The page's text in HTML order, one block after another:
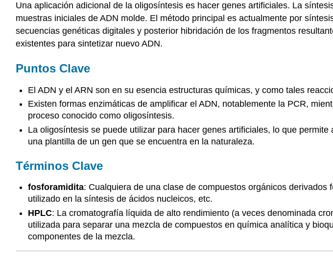
Una aplicación adicional de la oligosíntesis es hacer genes artificiales. La
muestras iniciales de ADN molde. El método principal es actualmente por
secuencias genéticas digitales y posterior hibridación de los fragmentos
existentes para sintetizar nuevo ADN.
Puntos Clave
El ADN y el ARN son en su esencia estructuras químicas, y como tales
Existen formas enzimáticas de amplificar el ADN, notablemente la PCR,
proceso conocido como oligosíntesis.
La oligosíntesis se puede utilizar para hacer genes artificiales, lo que
una plantilla de un gen que se encuentra en la naturaleza.
Términos Clave
fosforamidita: Cualquiera de una clase de compuestos orgánicos
utilizado en la síntesis de ácidos nucleicos, etc.
HPLC: La cromatografía líquida de alto rendimiento (a veces denominada
utilizada para separar una mezcla de compuestos en química analítica y
componentes de la mezcla.